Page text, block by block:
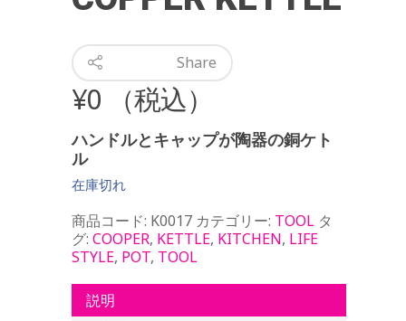
Share
¥0 （税込）
ハンドルとキャップが陶器の銅ケト
ル
在庫切れ
商品コード: K0017 カテゴリー: TOOL タ
グ: COOPER, KETTLE, KITCHEN, LIFE
STYLE, POT, TOOL
説明